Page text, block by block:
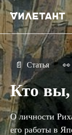
📄 Статья 👀
Кто вы,
О личности
его работы в